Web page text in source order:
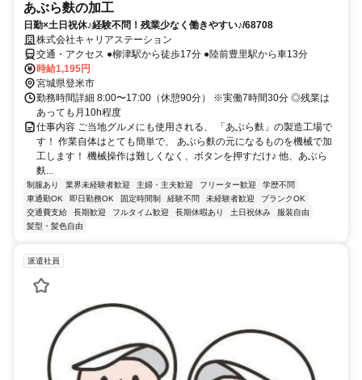
あぶら麩の加工
日勤×土日祝休♪経験不問！残業少なく働きやすい♪/68708
株式会社キャリアステーション
交通・アクセス ●柳津駅から徒歩17分 ●陸前豊里駅から車13分
時給1,195円
宮城県登米市
勤務時間詳細 8:00〜17:00（休憩90分） ※実働7時間30分 ◎残業は
あっても月10h程度
仕事内容 ご当地グルメにも使用される、 「あぶら麩」の製造工場で
す！ 作業自体はとても簡単で、 あぶら麩の元になるものを機械で加
工します！ 機械操作は難しくなく、ボタンを押すだけ♪ 他、あぶら
麩...
制服あり 業界未経験者歓迎 主婦・主夫歓迎 フリーター歓迎
学歴不問
車通勤OK
即日勤務OK 固定時間制 経験不問 未経験者歓迎
ブランクOK
交通費支給
長期歓迎 フルタイム歓迎 長期休暇あり 土日祝休み
服装自由
髪型・髪色自由
派遣社員